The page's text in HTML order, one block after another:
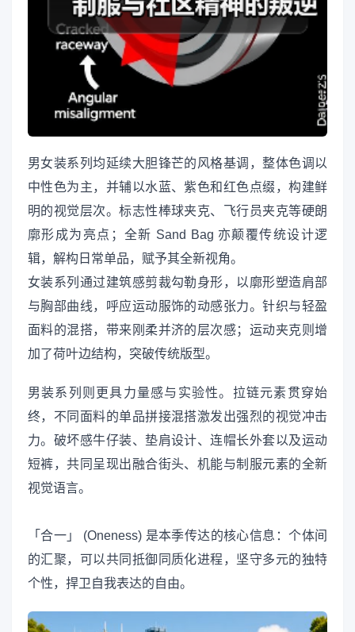
男女装系列均延续大胆锋芒的风格基调，整体色调以
中性色为主，并辅以水蓝、紫色和红色点缀，构建鲜
明的视觉层次。标志性棒球夹克、飞行员夹克等硬朗
廓形成为亮点；全新 Sand Bag 亦颠覆传统设计逻
辑，解构日常单品，赋予其全新视角。
女装系列通过建筑感剪裁勾勒身形，以廓形塑造肩部
与胸部曲线，呼应运动服饰的动感张力。针织与轻盈
面料的混搭，带来刚柔并济的层次感；运动夹克则增
加了荷叶边结构，突破传统版型。
男装系列则更具力量感与实验性。拉链元素贯穿始
终，不同面料的单品拼接混搭激发出强烈的视觉冲击
力。破坏感牛仔装、垫肩设计、连帽长外套以及运动
短裤，共同呈现出融合街头、机能与制服元素的全新
视觉语言。
「合一」 (Oneness) 是本季传达的核心信息：个体间
的汇聚，可以共同抵御同质化进程，坚守多元的独特
个性，捍卫自我表达的自由。